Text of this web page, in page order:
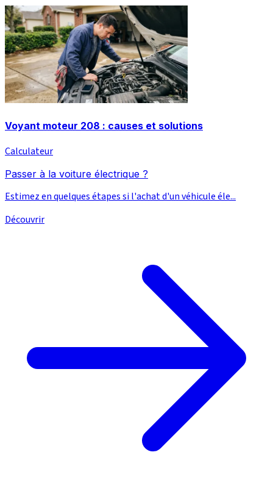
Voyant moteur 208 : causes et solutions
Calculateur
Passer à la voiture électrique ?
Estimez en quelques étapes si l'achat d'un véhicule éle...
Découvrir